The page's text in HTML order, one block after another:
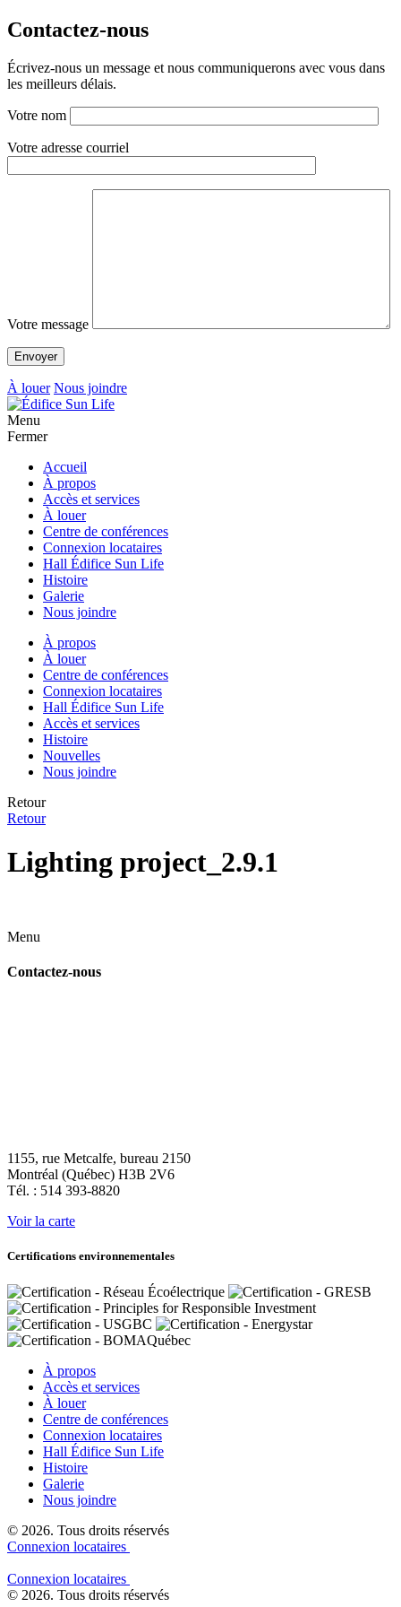
Contactez-nous
Écrivez-nous un message et nous communiquerons avec vous dans
les meilleurs délais.
Votre nom
Votre adresse courriel
Votre message
À louer Nous joindre
Menu
Fermer
Accueil
À propos
Accès et services
À louer
Centre de conférences
Connexion locataires
Hall Édifice Sun Life
Histoire
Galerie
Nous joindre
À propos
À louer
Centre de conférences
Connexion locataires
Hall Édifice Sun Life
Accès et services
Histoire
Nouvelles
Nous joindre
Retour
Retour
Lighting project_2.9.1
Menu
Contactez-nous
1155, rue Metcalfe, bureau 2150
Montréal (Québec) H3B 2V6
Tél. : 514 393-8820
Voir la carte
Certifications environnementales
À propos
Accès et services
À louer
Centre de conférences
Connexion locataires
Hall Édifice Sun Life
Histoire
Galerie
Nous joindre
© 2026. Tous droits réservés
Connexion locataires
Connexion locataires
© 2026. Tous droits réservés